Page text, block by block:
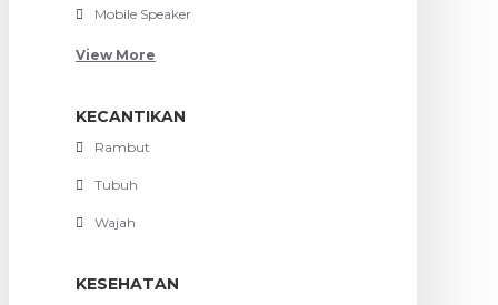
Mobile Speaker
View More
KECANTIKAN
Rambut
Tubuh
Wajah
KESEHATAN